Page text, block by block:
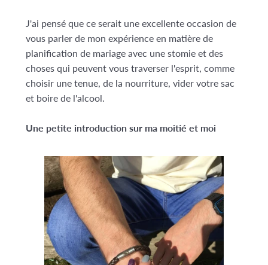
J'ai pensé que ce serait une excellente occasion de
vous parler de mon expérience en matière de
planification de mariage avec une stomie et des
choses qui peuvent vous traverser l'esprit, comme
choisir une tenue, de la nourriture, vider votre sac
et boire de l'alcool.
Une petite introduction sur ma moitié et moi